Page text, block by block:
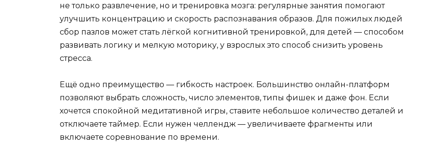
не только развлечение, но и тренировка мозга: регулярные занятия помогают
улучшить концентрацию и скорость распознавания образов. Для пожилых людей
сбор пазлов может стать лёгкой когнитивной тренировкой, для детей — способом
развивать логику и мелкую моторику, у взрослых это способ снизить уровень
стресса.
Ещё одно преимущество — гибкость настроек. Большинство онлайн-платформ
позволяют выбрать сложность, число элементов, типы фишек и даже фон. Если
хочется спокойной медитативной игры, ставите небольшое количество деталей и
отключаете таймер. Если нужен челлендж — увеличиваете фрагменты или
включаете соревнование по времени.